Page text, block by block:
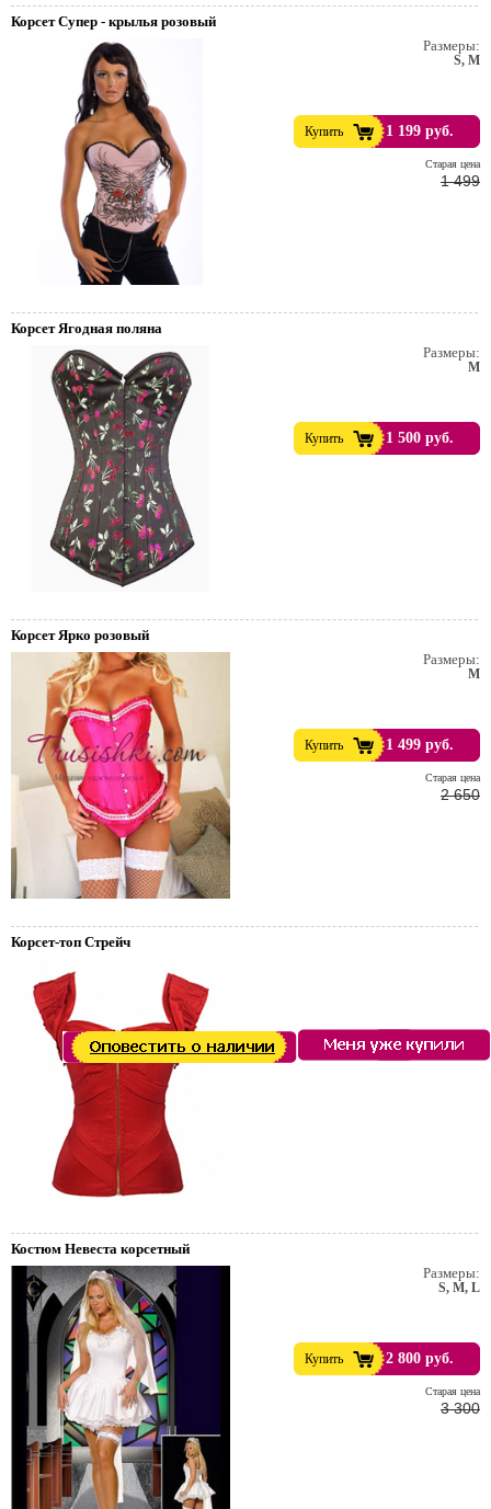
Корсет Супер - крылья розовый
Размеры:
S, M
Купить 1 199 руб.
Cтарая цена
1 499
Корсет Ягодная поляна
Размеры:
M
Купить 1 500 руб.
Корсет Ярко розовый
Размеры:
M
Купить 1 499 руб.
Cтарая цена
2 650
Корсет-топ Стрейч
Костюм Невеста корсетный
Размеры:
S, M, L
Купить 2 800 руб.
Cтарая цена
3 300